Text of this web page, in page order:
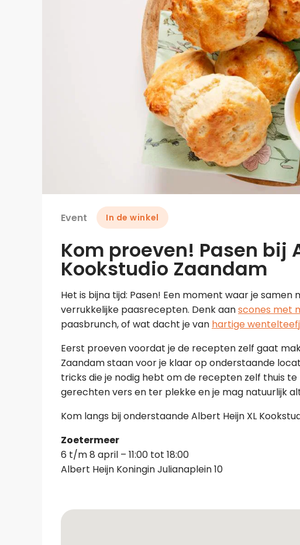
Event In de winkel
Kom proeven! Pasen bij
Kookstudio Zaandam
Het is bijna tijd: Pasen! Een moment waar je
verrukkelijke paasrecepten. Denk aanscones met
paasbrunch, of wat dacht je van hartige
Eerst proeven voordat je de recepten zelf gaat
Zaandam staan voor je klaar op onderstaande
tricks die je nodig hebt om de recepten zelf thuis
gerechten vers en ter plekke en je mag natuurlijk
Kom langs bij onderstaande Albert Heijn XL
Zoetermeer
6 t/m 8 april – 11:00 tot 18:00
Albert Heijn Koningin Julianaplein 10